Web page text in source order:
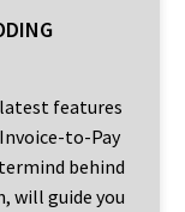
features
to-Pay
behind
will guide you